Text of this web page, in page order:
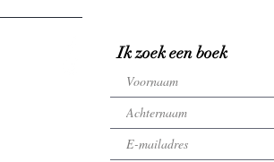
Ik zoek een boek